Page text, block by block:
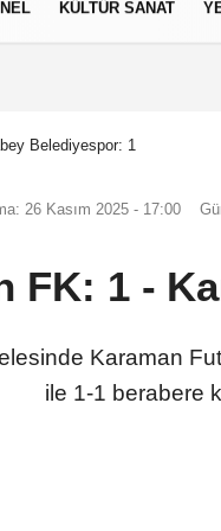
KÜLTÜR SANAT
Belediyespor: 1
26 Kasım 2025 - 17:00
FK: 1 -
Karaman
ile 1-1 berabere